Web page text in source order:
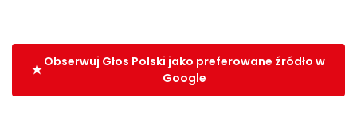
Obserwuj Głos Polski jako preferowane źródło w
Google